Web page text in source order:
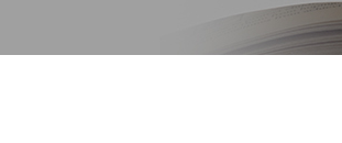
활동처 등록
활동처 현황